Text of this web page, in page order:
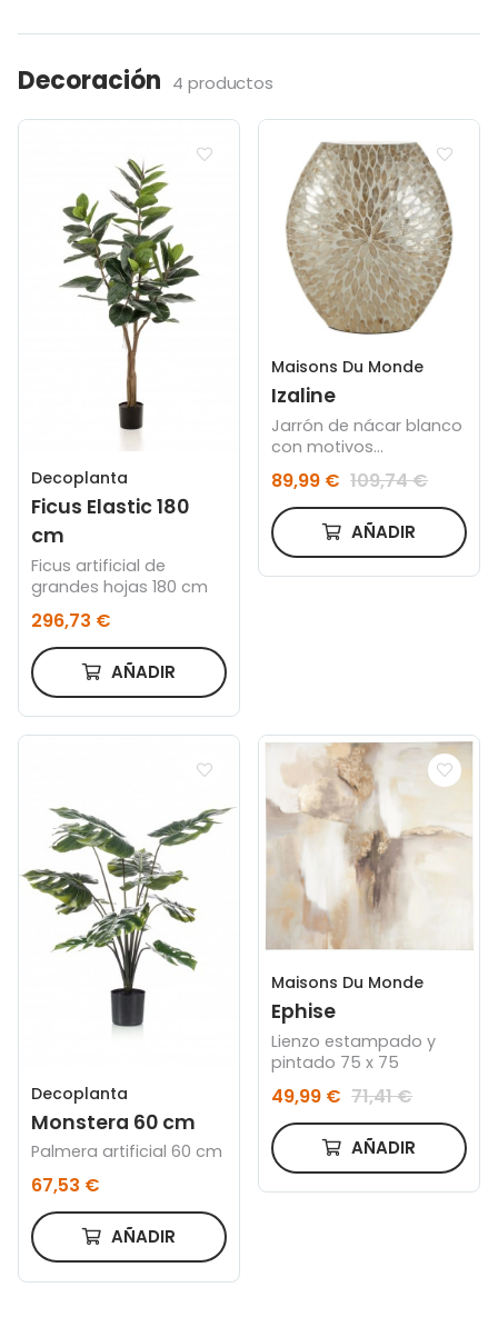
Decoración 4 productos
Decoplanta
Ficus Elastic 180
cm
Ficus artificial de
grandes hojas 180 cm
296,73 €
AÑADIR
Maisons Du Monde
Izaline
Jarrón de nácar blanco
con motivos
Alt. 44
89,99 € 109,74 €
AÑADIR
Decoplanta
Monstera 60 cm
Palmera artificial 60 cm
67,53 €
AÑADIR
Maisons Du Monde
Ephise
Lienzo estampado y
pintado 75 x 75
49,99 € 71,41 €
AÑADIR